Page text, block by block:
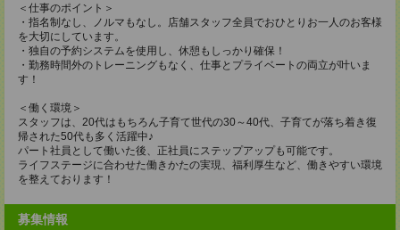
＜仕事のポイント＞
・指名制なし、ノルマもなし。店舗スタッフ全員でおひとりお一人のお客様
を大切にしています。
・独自の予約システムを使用し、休憩もしっかり確保！
・勤務時間外のトレーニングもなく、仕事とプライベートの両立が叶いま
す！
＜働く環境＞
スタッフは、20代はもちろん子育て世代の30～40代、子育てが落ち着き復
帰された50代も多く活躍中♪
パート社員として働いた後、正社員にステップアップも可能です。
ライフステージに合わせた働きかたの実現、福利厚生など、働きやすい環境
を整えております！
募集情報